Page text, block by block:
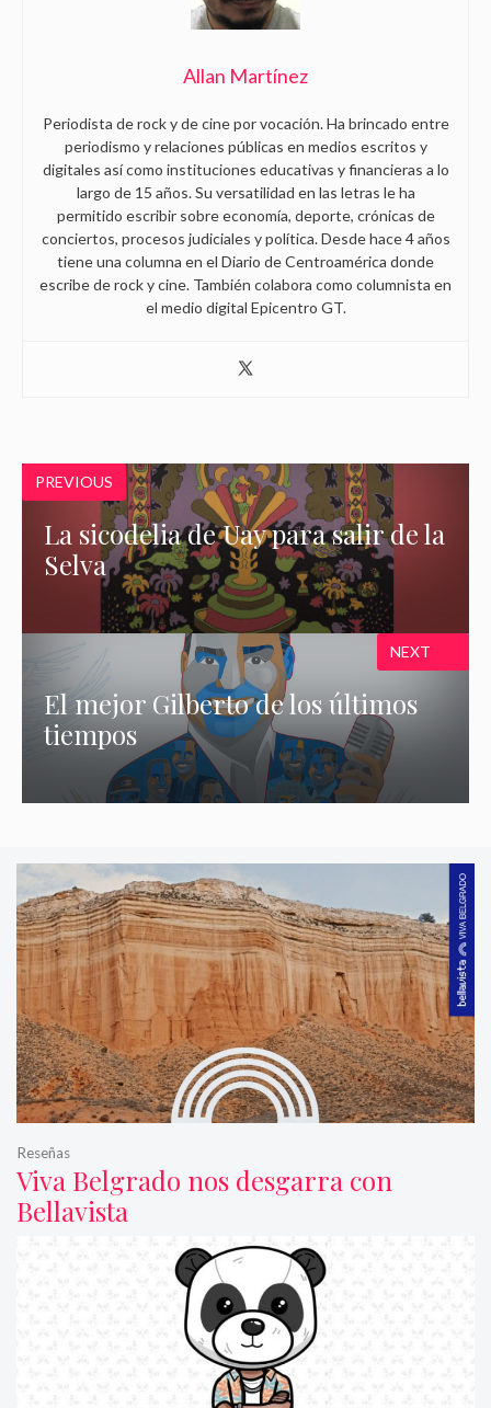
Allan Martínez
Periodista de rock y de cine por vocación. Ha brincado entre
periodismo y relaciones públicas en medios escritos y
digitales así como instituciones educativas y financieras a lo
largo de 15 años. Su versatilidad en las letras le ha
permitido escribir sobre economía, deporte, crónicas de
conciertos, procesos judiciales y política. Desde hace 4 años
tiene una columna en el Diario de Centroamérica donde
escribe de rock y cine. También colabora como columnista en
el medio digital Epicentro GT.
PREVIOUS
La sicodelia de Uay para salir de la
Selva
El mejor Gilberto de los últimos
tiempos
NEXT
Viva Belgrado nos desgarra con
Bellavista
Reseñas